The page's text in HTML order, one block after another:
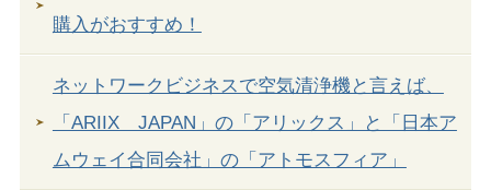
購入がおすすめ！
ネットワークビジネスで空気清浄機と言えば、
「ARIIX JAPAN」の「アリックス」と「日本ア
ムウェイ合同会社」の「アトモスフィア」